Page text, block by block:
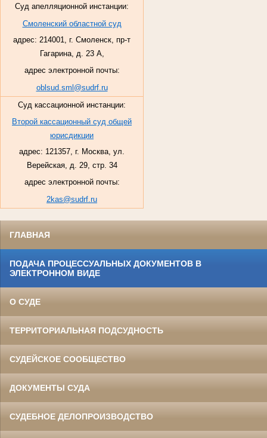
Суд апелляционной инстанции:
Смоленский областной суд
адрес: 214001, г. Смоленск, пр-т
Гагарина, д. 23 А,
адрес электронной почты:
oblsud.sml@sudrf.ru
Суд кассационной инстанции:
Второй кассационный суд общей
юрисдикции
адрес: 121357, г. Москва, ул.
Верейская, д. 29, стр. 34
адрес электронной почты:
2kas@sudrf.ru
ГЛАВНАЯ
ПОДАЧА ПРОЦЕССУАЛЬНЫХ ДОКУМЕНТОВ В
ЭЛЕКТРОННОМ ВИДЕ
О СУДЕ
ТЕРРИТОРИАЛЬНАЯ ПОДСУДНОСТЬ
СУДЕЙСКОЕ СООБЩЕСТВО
ДОКУМЕНТЫ СУДА
СУДЕБНОЕ ДЕЛОПРОИЗВОДСТВО